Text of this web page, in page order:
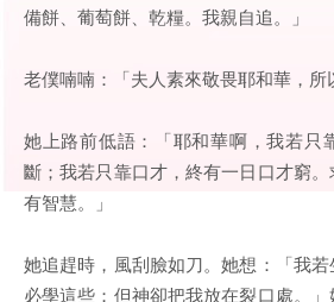
備餅、葡萄餅、乾糧。我親自追。」
老僕喃喃：「夫人素來敬畏耶和華，所
她上路前低語：「耶和華啊，我若只
斷；我若只靠口才，終有一日口才窮
有智慧。」
她追趕時，風刮臉如刀。她想：「我
必學這些；但神卻把我放在裂口處。